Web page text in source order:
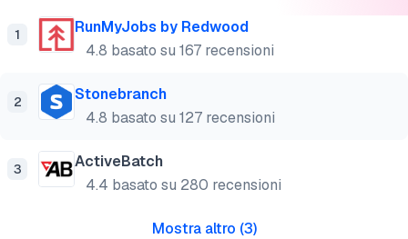
1
RunMyJobs by Redwood
4.8 basato su 167 recensioni
2
Stonebranch
4.8 basato su 127 recensioni
3
ActiveBatch
4.4 basato su 280 recensioni
Mostra altro (3)